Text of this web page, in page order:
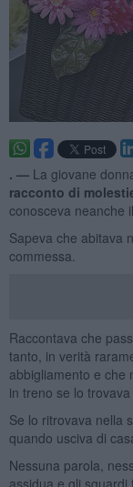
. — La giovane
racconto di
conosceva neanche
Sapeva che abitava
commessa.
Raccontava che
tanto, in verità
abbigliamento e che
in treno se lo
Se lo ritrovava nella
quando usciva di
Nessuna parola,
assidua e gli sguardi